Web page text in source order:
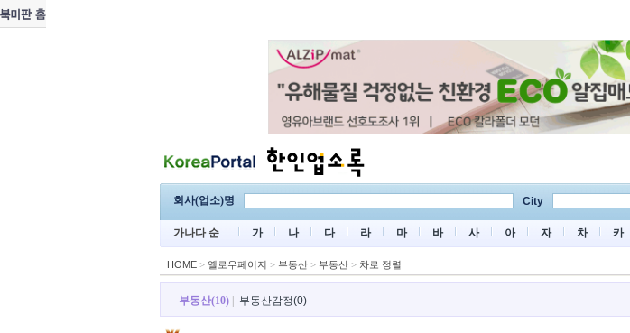
회사(업소)명 City
가나다 순 가 나 다 라 마 바 사 아 자 차 카
HOME > 옐로우페이지 > 부동산 > 부동산 > 차로 정렬
부동산(10) 부동산감정(0)